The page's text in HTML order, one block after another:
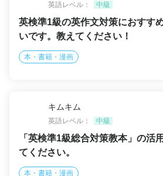
英語レベル：
中級
英検準1級の英作文対策におすす
いです。教えてください！
本・書籍・漫画
キムキム
英語レベル：
中級
「英検準1級総合対策教本」の活
てください。
本・書籍・漫画